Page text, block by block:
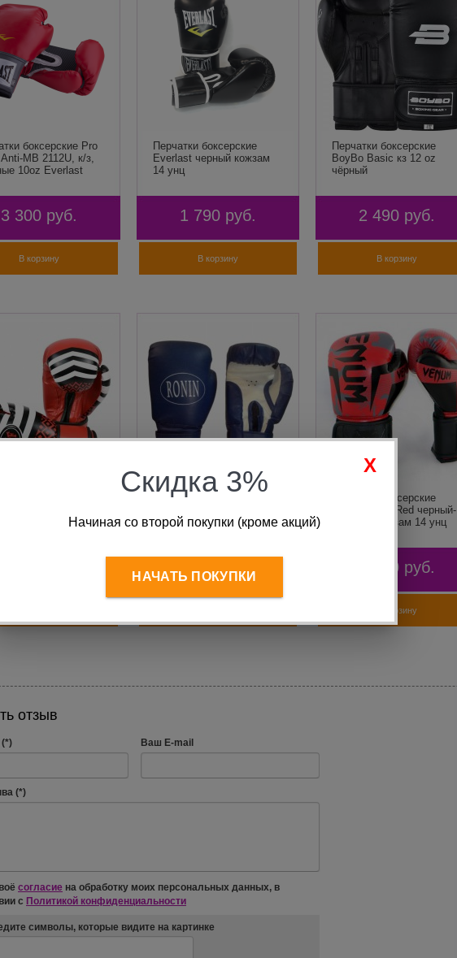
боксерские Pro
MB 2112U, к/з,
10oz Everlast
3 300 руб.
В корзину
Перчатки боксерские
Everlast черный кожзам
14 унц
1 790 руб.
В корзину
Перчатки боксерские
BoyBo Basic кз 12 oz
чёрный
2 490 руб.
В корзину
боксёрские
DRAGON, FLEX, 10
красные
Перчатки бокс Ronin
1 650 руб.
Перчатки боксерские
Venum Army Red черный-
красный кожзам 14 унц
1 990 руб.
В корзину
отзыв
Ваш E-mail
(*)
согласие на обработку моих персональных данных, в
с Политикой конфиденциальности
символы, которые видите на картинке
Скидка 3%
Начиная со второй покупки (кроме акций)
НАЧАТЬ ПОКУПКИ